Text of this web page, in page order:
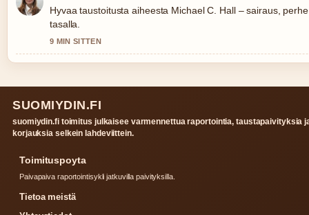
Hyvaa taustoitusta aiheesta Michael C. Hall – sairaus,
tasalla.
9 MIN SITTEN
SUOMIYDIN.FI
suomiydin.fi toimitus julkaisee varmennettua raportointia, taustapaivityksia
korjauksia selkein lahdeviittein.
Toimituspoyta
Paivapaiva raportointisykli jatkuvilla paivityksilla.
Tietoa meistä